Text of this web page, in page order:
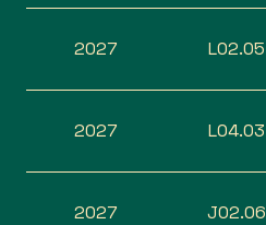
2027 L02.05
2027 L04.03
2027 J02.06